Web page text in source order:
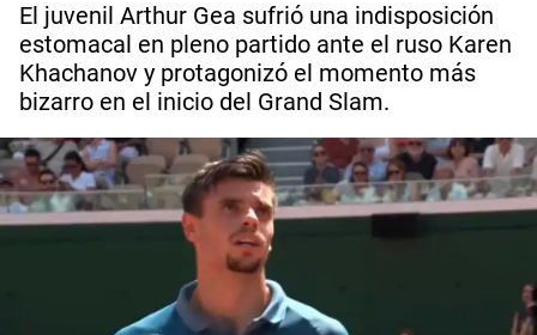
El juvenil Arthur Gea sufrió una indisposición
estomacal en pleno partido ante el ruso Karen
Khachanov y protagonizó el momento más
bizarro en el inicio del Grand Slam.